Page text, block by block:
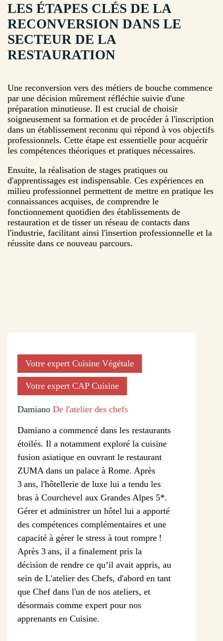
LES ÉTAPES CLÉS DE LA
RECONVERSION DANS LE
SECTEUR DE LA
RESTAURATION
Une reconversion vers des métiers de bouche commence
par une décision mûrement réfléchie suivie d'une
préparation minutieuse. Il est crucial de choisir
soigneusement sa formation et de procéder à l'inscription
dans un établissement reconnu qui répond à vos objectifs
professionnels. Cette étape est essentielle pour acquérir
les compétences théoriques et pratiques nécessaires.
Ensuite, la réalisation de stages pratiques ou
d'apprentissages est indispensable. Ces expériences en
milieu professionnel permettent de mettre en pratique les
connaissances acquises, de comprendre le
fonctionnement quotidien des établissements de
restauration et de tisser un réseau de contacts dans
l'industrie, facilitant ainsi l'insertion professionnelle et la
réussite dans ce nouveau parcours.
Votre expert Cuisine Végétale
Votre expert CAP Cuisine
Damiano De l'atelier des chefs
Damiano a commencé dans les restaurants
étoilés. Il a notamment exploré la cuisine
fusion asiatique en ouvrant le restaurant
ZUMA dans un palace à Rome. Après
3 ans, l'hôtellerie de luxe lui a tendu les
bras à Courchevel aux Grandes Alpes 5*.
Gérer et administrer un hôtel lui a apporté
des compétences complémentaires et une
capacité à gérer le stress à tout rompre !
Après 3 ans, il a finalement pris la
décision de rendre ce qu’il avait appris, au
sein de L'atelier des Chefs, d'abord en tant
que Chef dans l'un de nos ateliers, et
désormais comme expert pour nos
apprenants en Cuisine.